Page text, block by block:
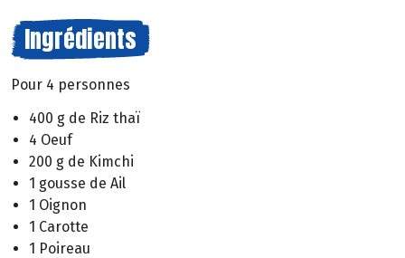
Ingrédients
Pour 4 personnes
400 g de Riz thaï
4 Oeuf
200 g de Kimchi
1 gousse de Ail
1 Oignon
1 Carotte
1 Poireau